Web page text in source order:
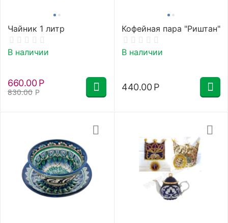
Чайник 1 литр
В наличии
830.00 Р
660.00 Р
Кофейная пара "Риштан"
В наличии
440.00 Р